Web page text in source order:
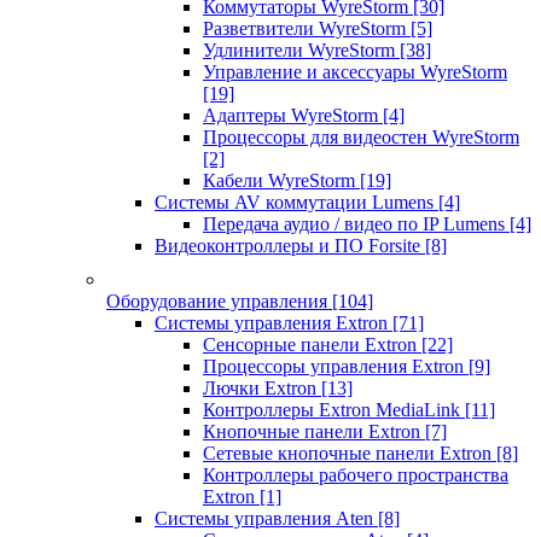
Коммутаторы WyreStorm [30]
Разветвители WyreStorm [5]
Удлинители WyreStorm [38]
Управление и аксессуары WyreStorm
[19]
Адаптеры WyreStorm [4]
Процессоры для видеостен WyreStorm
[2]
Кабели WyreStorm [19]
Системы AV коммутации Lumens [4]
Передача аудио / видео по IP Lumens [4]
Видеоконтроллеры и ПО Forsite [8]
Оборудование управления [104]
Системы управления Extron [71]
Сенсорные панели Extron [22]
Процессоры управления Extron [9]
Лючки Extron [13]
Контроллеры Extron MediaLink [11]
Кнопочные панели Extron [7]
Сетевые кнопочные панели Extron [8]
Контроллеры рабочего пространства
Extron [1]
Системы управления Aten [8]